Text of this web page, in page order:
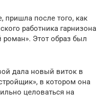
пришла после того, как
работника гарнизона
роман». Этот образ был
дала новый виток в
в котором она
целоваться на